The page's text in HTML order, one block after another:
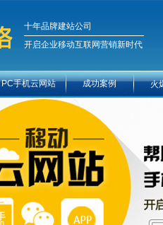
十年品牌建站公司
开启企业移动互联网营销新时代
PC手机云网站 成功案例 火